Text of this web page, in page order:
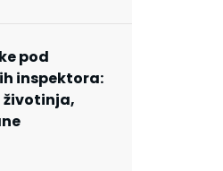
pod
inspektora: